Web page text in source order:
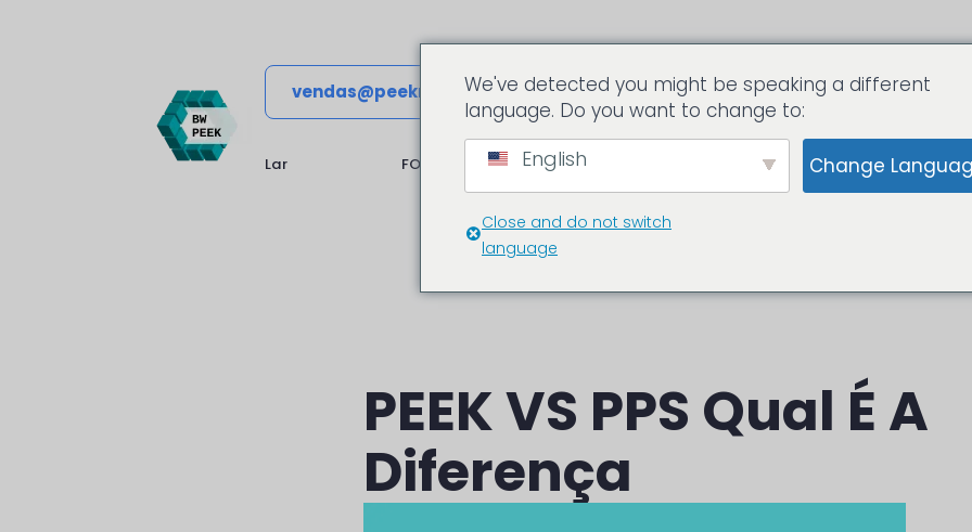
vendas@peekmaterials.com
Lar FORMULÁRIOS PEEK ESPIAR PEÇAS Sobre nós
PEEK VS PPS Qual É A
Diferença
We've detected you might be speaking a different
language. Do you want to change to:
English Change
Close and do not switch
language